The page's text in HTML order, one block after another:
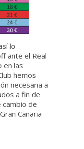
lo
ante el Real
en las
hemos
necesaria a
a fin de
de
Canaria